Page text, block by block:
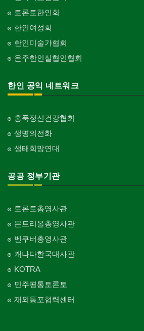
토론토한인회
한인여성회
한인미술가협회
온주한인실협인협회
한인 공익 네트워크
홍푹정신건강협회
생명의전화
생태희망연대
공공 정부기관
토론토총영사관
몬트리올총영사관
벤쿠버총영사관
캐나다한국대사관
KOTRA
민주평통토론토
재외통포협력센터